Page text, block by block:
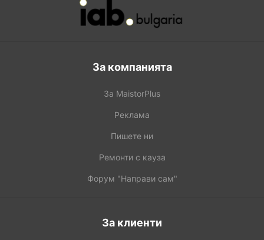
За компанията
За MaistorPlus
Реклама
Пишете ни
Ремонти с кауза
Форум "Направи сам"
За клиенти